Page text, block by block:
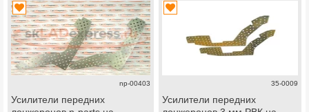
np-00403
Усилители передних
35-0009
Усилители передних